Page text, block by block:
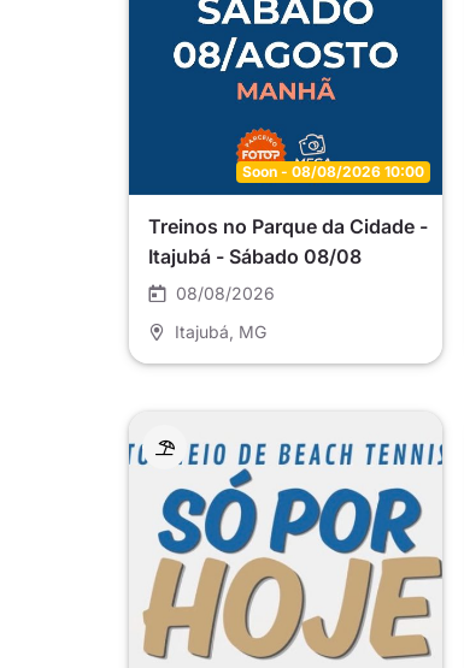
Soon - 08/08/2026 10:00
Treinos no Parque da Cidade -
Itajubá - Sábado 08/08
08/08/2026
Itajubá , MG